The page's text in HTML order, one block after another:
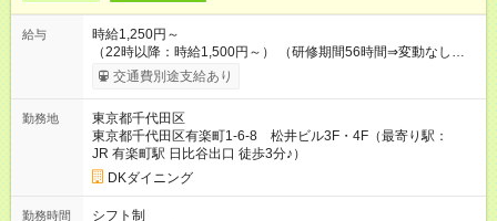
給与
時給1,250円～
（22時以降：時給1,500円～） （研修期間56時間⇒変動なし） ■
食事補助あり⇒1食200円 ■友人紹介制度あり⇒1人紹介につき最
大3万円支給！ 【試用期間】試用期間なし
交通費別途支給あり
勤務地
東京都千代田区
東京都千代田区有楽町1-6-8 松井ビル3F・4F（最寄り駅：
JR 有楽町駅 日比谷出口 徒歩3分♪）
DKダイニング
勤務時間
シフト制